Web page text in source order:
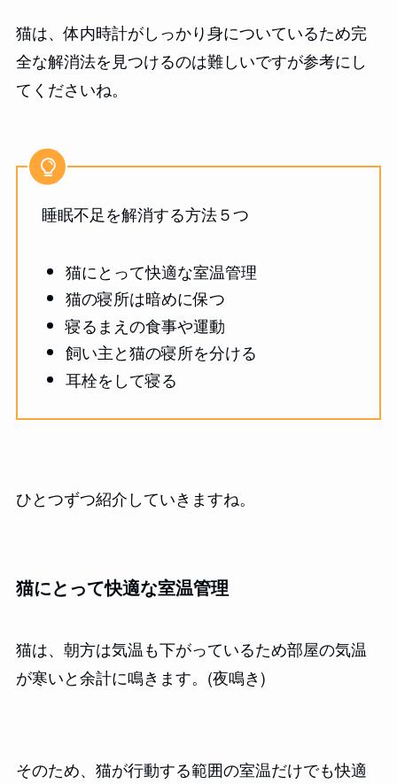
猫は、体内時計がしっかり身についているため完
全な解消法を見つけるのは難しいですが参考にし
てくださいね。
睡眠不足を解消する方法５つ
猫にとって快適な室温管理
猫の寝所は暗めに保つ
寝るまえの食事や運動
飼い主と猫の寝所を分ける
耳栓をして寝る
ひとつずつ紹介していきますね。
猫にとって快適な室温管理
猫は、朝方は気温も下がっているため部屋の気温
が寒いと余計に鳴きます。(夜鳴き)
そのため、猫が行動する範囲の室温だけでも快適